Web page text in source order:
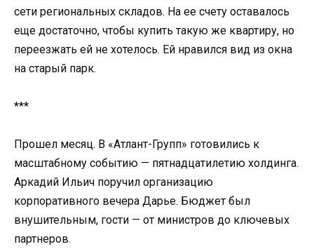
сети региональных складов. На ее счету оставалось
еще достаточно, чтобы купить такую же квартиру, но
переезжать ей не хотелось. Ей нравился вид из окна
на старый парк.
***
Прошел месяц. В «Атлант-Групп» готовились к
масштабному событию — пятнадцатилетию холдинга.
Аркадий Ильич поручил организацию
корпоративного вечера Дарье. Бюджет был
внушительным, гости — от министров до ключевых
партнеров.